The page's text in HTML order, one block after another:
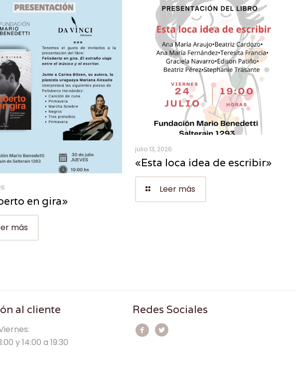
en gira»
más
julio 13, 2026
«Esta loca idea de escribir»
Leer más
al cliente
y 14:00 a 19:30
Redes Sociales